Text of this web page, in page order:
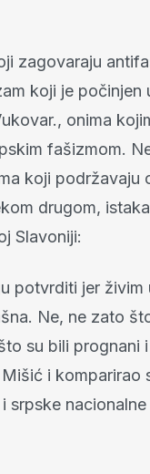
zagovaraju
koji je počinjen
onima
fašizmom.
koji podržavaju
drugom,
Slavoniji:
potvrditi jer živim
Ne, ne zato
su bili prognani
i komparirao
srpske